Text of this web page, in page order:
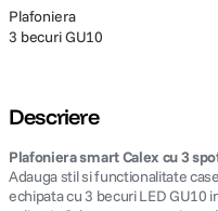
Plafoniera
3 becuri GU10
Descriere
Plafoniera smart Calex cu 3
Adauga stil si functionalitate
echipata cu 3 becuri LED GU10